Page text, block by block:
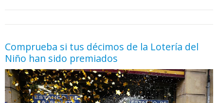
Comprueba si tus décimos de la Lotería del
Niño han sido premiados